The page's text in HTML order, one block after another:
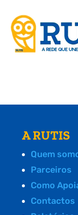
A RUTIS
Quem
Parceiros
Como
Contactos